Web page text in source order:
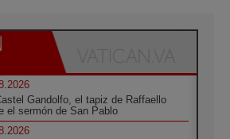
Gandolfo, el tapiz de Raffaello
el sermón de San Pablo